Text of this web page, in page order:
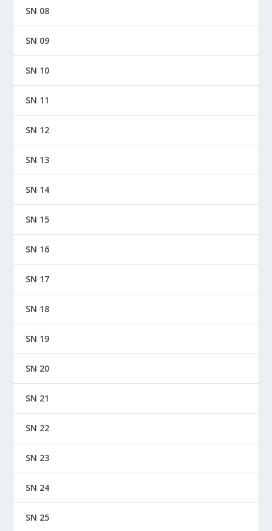
SN 08
SN 09
SN 10
SN 11
SN 12
SN 13
SN 14
SN 15
SN 16
SN 17
SN 18
SN 19
SN 20
SN 21
SN 22
SN 23
SN 24
SN 25